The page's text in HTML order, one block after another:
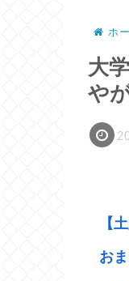
ホ
大
や
【
お